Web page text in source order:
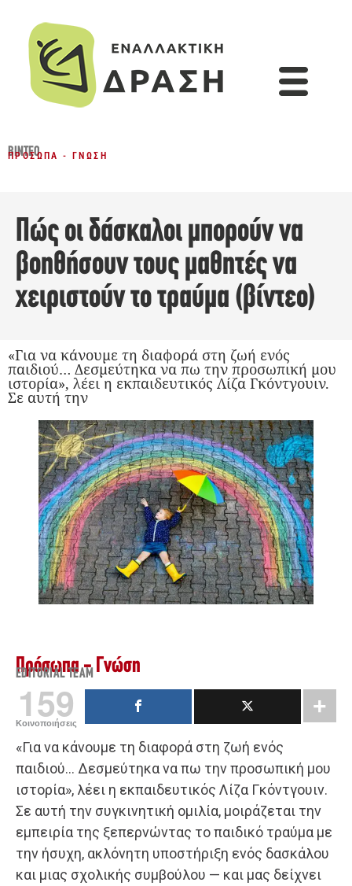
ΒΊΝΤΕΟ
ΠΡΌΣΩΠΑ - ΓΝΏΣΗ
Πώς οι δάσκαλοι μπορούν να
βοηθήσουν τους μαθητές να
χειριστούν το τραύμα (βίντεο)
«Για να κάνουμε τη διαφορά στη ζωή ενός
παιδιού… Δεσμεύτηκα να πω την προσωπική μου
ιστορία», λέει η εκπαιδευτικός Λίζα Γκόντγουιν.
Σε αυτή την
Πρόσωπα - Γνώση
EDITORIAL TEAM
159
Κοινοποιήσεις
«Για να κάνουμε τη διαφορά στη ζωή ενός
παιδιού… Δεσμεύτηκα να πω την προσωπική μου
ιστορία», λέει η εκπαιδευτικός Λίζα Γκόντγουιν.
Σε αυτή την συγκινητική ομιλία, μοιράζεται την
εμπειρία της ξεπερνώντας το παιδικό τραύμα με
την ήσυχη, ακλόνητη υποστήριξη ενός δασκάλου
και μιας σχολικής συμβούλου — και μας δείχνει